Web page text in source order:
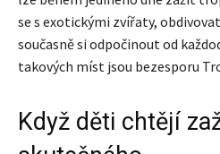
se s exotickými zvířaty,
současně si odpočinout od
takových míst jsou bezesporu
Když děti chtějí